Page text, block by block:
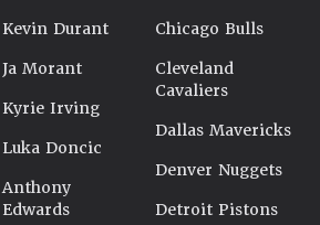
Kevin Durant
Ja Morant
Kyrie Irving
Luka Doncic
Anthony
Edwards
Chicago Bulls
Cleveland
Cavaliers
Dallas Mavericks
Denver Nuggets
Detroit Pistons